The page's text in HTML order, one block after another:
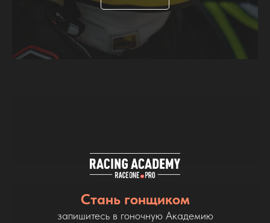
Стань гонщиком
запишитесь в гоночную Академию